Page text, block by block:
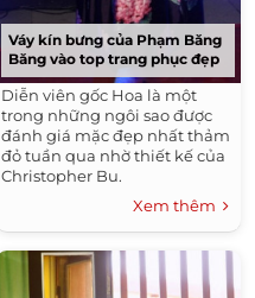
Váy kín bưng của Phạm Băng
Băng vào top trang phục đẹp
Diễn viên gốc Hoa là một
trong những ngôi sao được
đánh giá mặc đẹp nhất thảm
đỏ tuần qua nhờ thiết kế của
Christopher Bu.
Xem thêm